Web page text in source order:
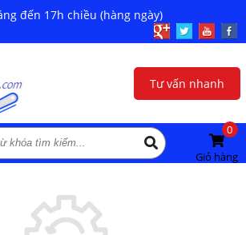
đến 17h chiều (hàng ngày)
Tư vấn nhanh
0
Giỏ hàng